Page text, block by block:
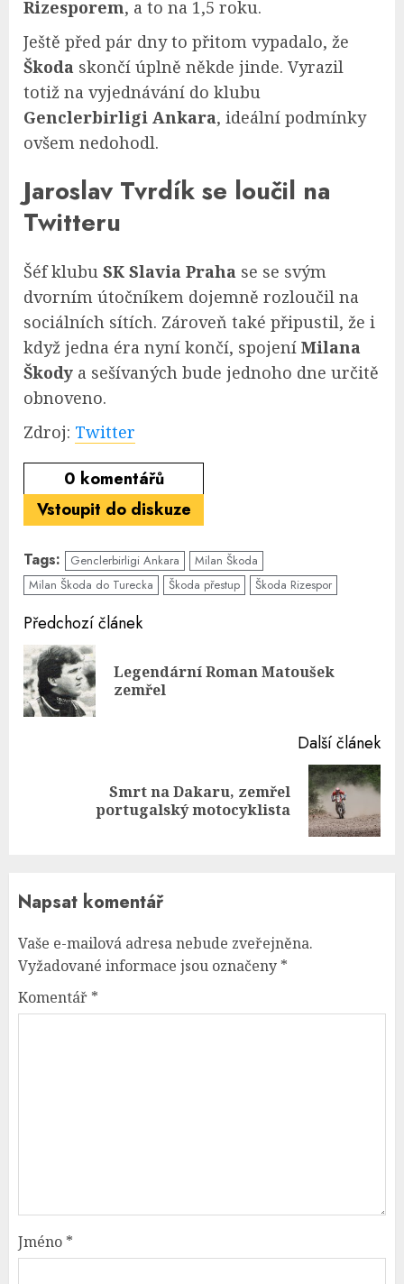
Rizesporem, a to na 1,5 roku.
Ještě před pár dny to přitom vypadalo, že
Škoda skončí úplně někde jinde. Vyrazil
totiž na vyjednávání do klubu
Genclerbirligi Ankara, ideální podmínky
ovšem nedohodl.
Jaroslav Tvrdík se loučil na
Twitteru
Šéf klubu SK Slavia Praha se se svým
dvorním útočníkem dojemně rozloučil na
sociálních sítích. Zároveň také připustil, že i
když jedna éra nyní končí, spojení Milana
Škody a sešívaných bude jednoho dne určitě
obnoveno.
Zdroj: Twitter
0 komentářů
Vstoupit do diskuze
Tags: Genclerbirligi Ankara
Milan Škoda
Milan Škoda do Turecka
Škoda přestup Škoda Rizespor
Continue
Reading
Předchozí článek
Legendární Roman Matoušek
zemřel
Další článek
Smrt na Dakaru, zemřel
portugalský motocyklista
Napsat komentář
Vaše e-mailová adresa nebude zveřejněna.
Vyžadované informace jsou označeny *
Komentář *
Jméno *